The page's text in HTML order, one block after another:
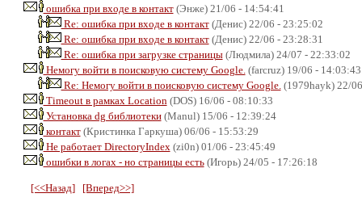
ошибка при входе в контакт(Энже) 21/06 - 14:54:41
Re: ошибка при входе в контакт(Денис) 22/06 - 23:25:02
Re: ошибка при входе в контакт(Денис) 22/06 - 23:28:31
Re: ошибка при загрузке страницы(Людмила) 24/07 - 22:33:02
Немогу войти в поисковую систему Google. (farcruz) 19/06 - 14:03:43
Re: Немогу войти в поисковую систему Google. (1979hayk) 22/
Timeout в рамках Location (DOS) 16/06 - 08:10:33
Установка dg библиотеки(Manul) 15/06 - 12:39:24
контакт(Кристинка Гаркуша) 06/06 - 15:53:29
Не работает DirectoryIndex (zi0n) 01/06 - 23:45:49
ошибки в логах - но страницы есть(Игорь) 24/05 - 17:26:18
[<<Назад] [Вперед>>]